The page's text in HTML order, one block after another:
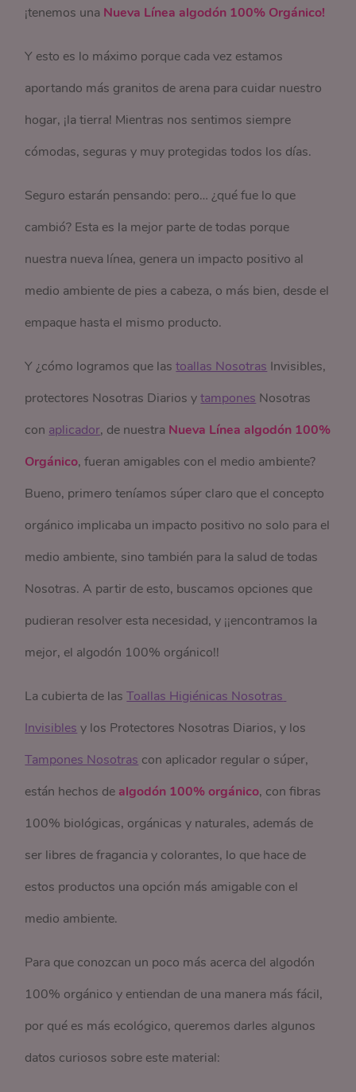
¡tenemos una Nueva Línea algodón 100% Orgánico!
Y esto es lo máximo porque cada vez estamos
aportando más granitos de arena para cuidar nuestro
hogar, ¡la tierra! Mientras nos sentimos siempre
cómodas, seguras y muy protegidas todos los días.
Seguro estarán pensando: pero… ¿qué fue lo que
cambió? Esta es la mejor parte de todas porque
nuestra nueva línea, genera un impacto positivo al
medio ambiente de pies a cabeza, o más bien, desde el
empaque hasta el mismo producto.
Y ¿cómo logramos que lastoallas Nosotras Invisibles,
protectores Nosotras Diarios ytampones Nosotras
con aplicador, de nuestra Nueva Línea algodón 100%
Orgánico, fueran amigables con el medio ambiente?
Bueno, primero teníamos súper claro que el concepto
orgánico implicaba un impacto positivo no solo para el
medio ambiente, sino también para la salud de todas
Nosotras. A partir de esto, buscamos opciones que
pudieran resolver esta necesidad, y ¡¡encontramos la
mejor, el algodón 100% orgánico!!
La cubierta de lasToallas Higiénicas Nosotras
Invisibles y los Protectores Nosotras Diarios, y los
Tampones Nosotras con aplicador regular o súper,
están hechos de algodón 100% orgánico, con fibras
100% biológicas, orgánicas y naturales, además de
ser libres de fragancia y colorantes, lo que hace de
estos productos una opción más amigable con el
medio ambiente.
Para que conozcan un poco más acerca del algodón
100% orgánico y entiendan de una manera más fácil,
por qué es más ecológico, queremos darles algunos
datos curiosos sobre este material: